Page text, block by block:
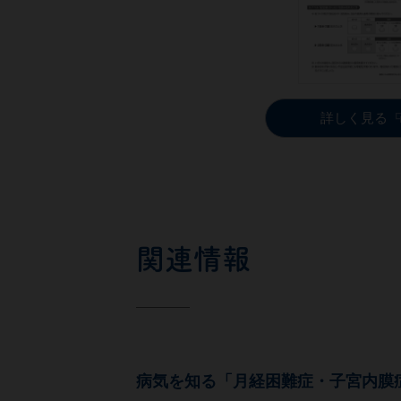
詳しく見る
関連情報
病気を知る「月経困難症・子宮内膜